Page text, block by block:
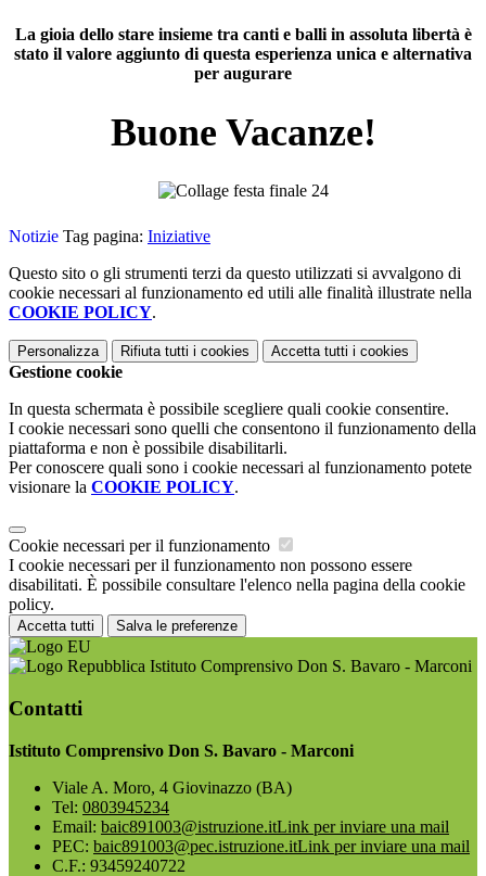
La gioia dello stare insieme tra canti e balli in assoluta libertà è
stato il valore aggiunto di questa esperienza unica e alternativa
per augurare
Buone Vacanze!
Notizie Tag pagina: Iniziative
Questo sito o gli strumenti terzi da questo utilizzati si avvalgono di
cookie necessari al funzionamento ed utili alle finalità illustrate nella
COOKIE POLICY.
Personalizza Rifiuta tutti i cookies Accetta tutti i cookies
Gestione cookie
In questa schermata è possibile scegliere quali cookie consentire.
I cookie necessari sono quelli che consentono il funzionamento della
piattaforma e non è possibile disabilitarli.
Per conoscere quali sono i cookie necessari al funzionamento potete
visionare la COOKIE POLICY.
Cookie necessari per il funzionamento
I cookie necessari per il funzionamento non possono essere
disabilitati. È possibile consultare l'elenco nella pagina della cookie
policy.
Accetta tutti Salva le preferenze
Istituto Comprensivo Don S. Bavaro - Marconi
Contatti
Istituto Comprensivo Don S. Bavaro - Marconi
Viale A. Moro, 4 Giovinazzo (BA)
Tel: 0803945234
Email: baic891003@istruzione.itLink per inviare una mail
PEC: baic891003@pec.istruzione.itLink per inviare una mail
C.F.: 93459240722